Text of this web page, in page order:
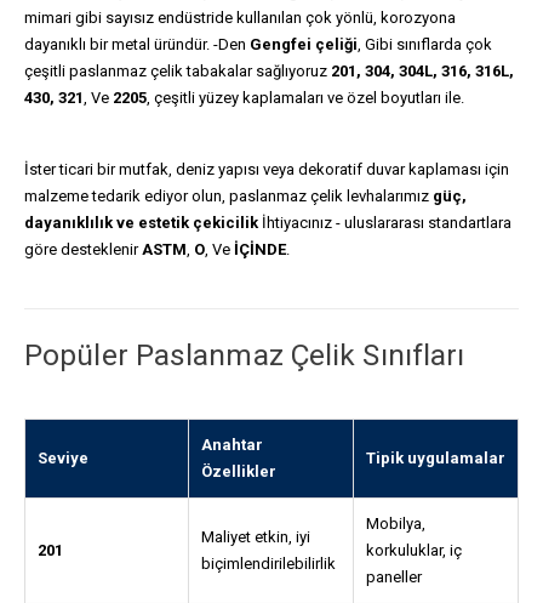
mimari gibi sayısız endüstride kullanılan çok yönlü, korozyona
dayanıklı bir metal üründür. -Den Gengfei çeliği , Gibi sınıflarda çok
çeşitli paslanmaz çelik tabakalar sağlıyoruz 201, 304, 304L, 316, 316L,
430, 321 , Ve 2205 , çeşitli yüzey kaplamaları ve özel boyutları ile.
İster ticari bir mutfak, deniz yapısı veya dekoratif duvar kaplaması için
malzeme tedarik ediyor olun, paslanmaz çelik levhalarımız güç,
dayanıklılık ve estetik çekicilik İhtiyacınız - uluslararası standartlara
göre desteklenir ASTM O , Ve İÇİNDE.
Popüler Paslanmaz Çelik Sınıfları
Seviye
Anahtar
Özellikler
Tipik uygulamalar
201
Maliyet etkin, iyi
biçimlendirilebilirlik
Mobilya,
korkuluklar, iç
paneller